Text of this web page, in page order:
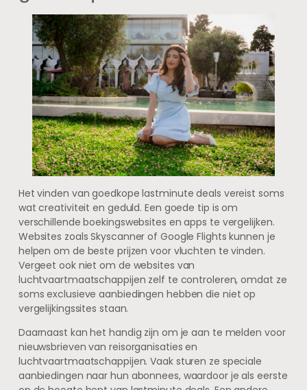
Het vinden van goedkope lastminute deals vereist soms
wat creativiteit en geduld. Een goede tip is om
verschillende boekingswebsites en apps te vergelijken.
Websites zoals Skyscanner of Google Flights kunnen je
helpen om de beste prijzen voor vluchten te vinden.
Vergeet ook niet om de websites van
luchtvaartmaatschappijen zelf te controleren, omdat ze
soms exclusieve aanbiedingen hebben die niet op
vergelijkingssites staan.
Daarnaast kan het handig zijn om je aan te melden voor
nieuwsbrieven van reisorganisaties en
luchtvaartmaatschappijen. Vaak sturen ze speciale
aanbiedingen naar hun abonnees, waardoor je als eerste